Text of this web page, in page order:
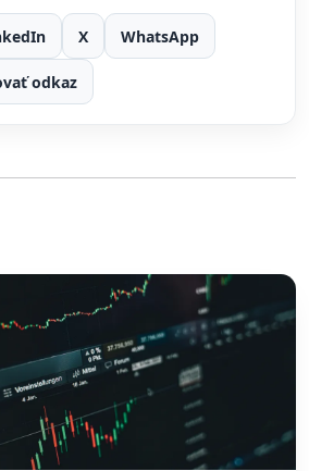
X WhatsApp
odkaz